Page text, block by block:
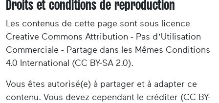
Droits et conditions de reproduction
Les contenus de cette page sont sous licence
Creative Commons Attribution - Pas d’Utilisation
Commerciale - Partage dans les Mêmes Conditions
4.0 International (CC BY-SA 2.0).
Vous êtes autorisé(e) à partager et à adapter ce
contenu. Vous devez cependant le créditer (CC BY-